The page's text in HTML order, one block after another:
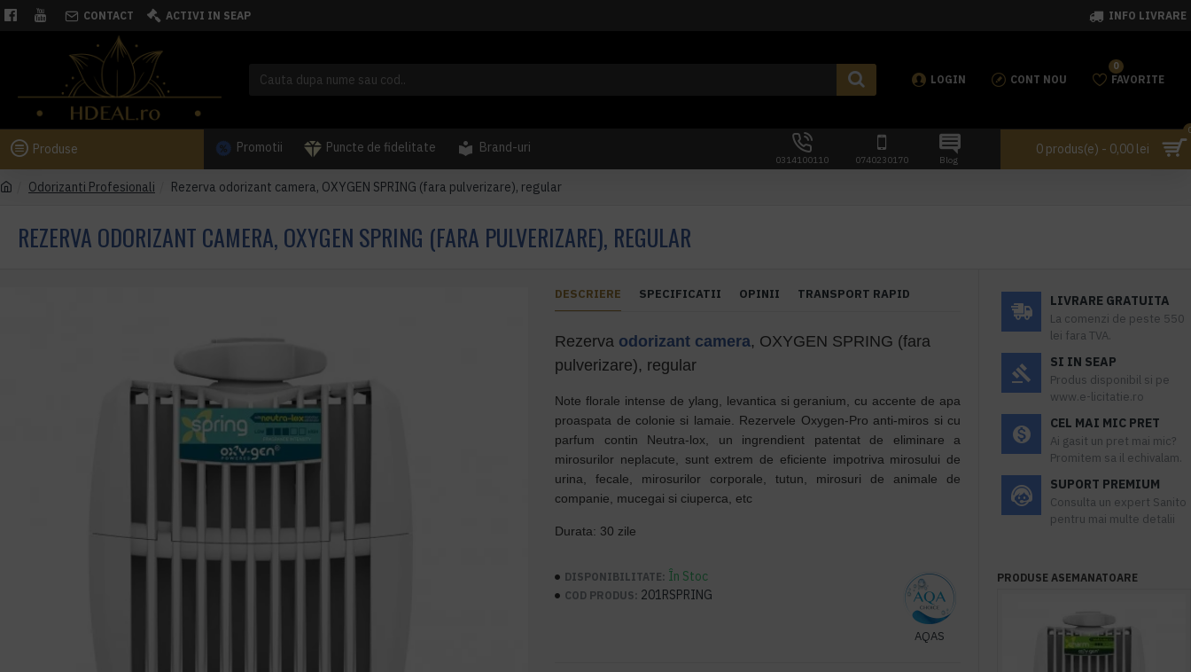
CONTACT ACTIVI IN SEAP INFO LIVRARE
LOGIN CONT NOU FAVORITE
0
Produse Promotii Puncte de fidelitate Brand-uri
0314100110 0740230170 Blog
0 produs(e) - 0,00 lei
Odorizanti Profesionali Rezerva odorizant camera, OXYGEN SPRING (fara pulverizare), regular
REZERVA ODORIZANT CAMERA, OXYGEN SPRING (FARA PULVERIZARE), REGULAR
DESCRIERE SPECIFICATII OPINII TRANSPORT RAPID
Rezerva odorizant camera, OXYGEN SPRING (fara
pulverizare), regular
Note florale intense de ylang, levantica si geranium, cu accente de apa
proaspata de colonie si lamaie. Rezervele Oxygen-Pro anti-miros si cu
parfum contin Neutra-lox, un ingrendient patentat de eliminare a
mirosurilor neplacute, sunt extrem de eficiente impotriva mirosului de
urina, fecale, mirosurilor corporale, tutun, mirosuri de animale de
companie, mucegai si ciuperca, etc
Durata: 30 zile
DISPONIBILITATE: În Stoc
COD PRODUS: 201RSPRING
AQAS
LIVRARE GRATUITA
La comenzi de peste 550
lei fara TVA.
SI IN SEAP
Produs disponibil si pe
www.e-licitatie.ro
CEL MAI MIC PRET
Ai gasit un pret mai mic?
Promitem sa il echivalam.
SUPORT PREMIUM
Consulta un expert Sanito
pentru mai multe detalii
PRODUSE ASEMANATOARE